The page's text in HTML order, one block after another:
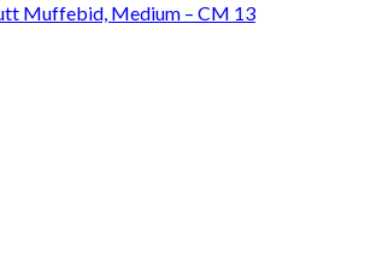
Muffebid, Medium – CM 13